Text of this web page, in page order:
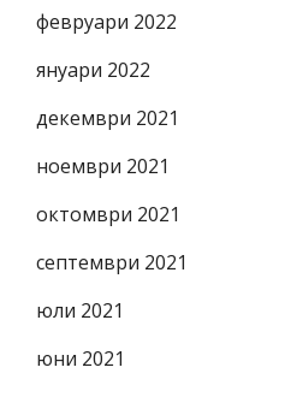
февруари 2022
януари 2022
декември 2021
ноември 2021
октомври 2021
септември 2021
юли 2021
юни 2021